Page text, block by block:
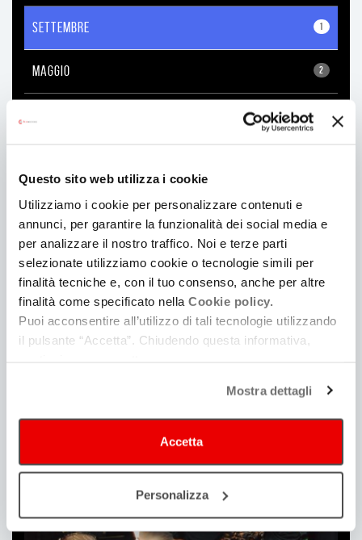
Questo sito web utilizza i cookie
Utilizziamo i cookie per personalizzare contenuti e
annunci, per garantire la funzionalità dei social media e
per analizzare il nostro traffico. Noi e terze parti
selezionate utilizziamo cookie o tecnologie simili per
finalità tecniche e, con il tuo consenso, anche per altre
finalità come specificato nella Cookie policy.
Puoi acconsentire all’utilizzo di tali tecnologie utilizzando
il pulsante “Accetta”. Chiudendo questa informativa,
Mostra dettagli
Accetta
Personalizza
1
SETTEMBRE
2
MAGGIO
GENNAIO
2019
Ti